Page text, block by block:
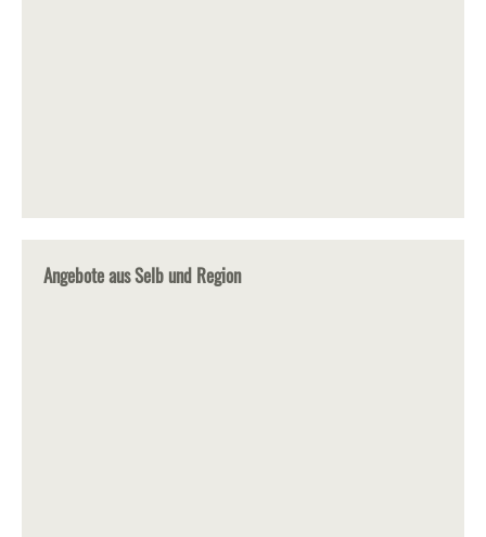
Angebote aus Selb und Region